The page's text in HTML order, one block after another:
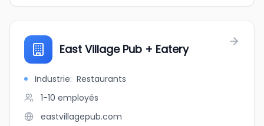
East Village Pub + Eatery
Industrie: Restaurants
1-10 employés
eastvillagepub.com